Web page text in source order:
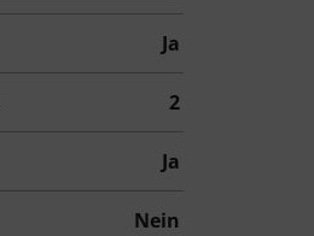
Ja
2
Ja
Nein